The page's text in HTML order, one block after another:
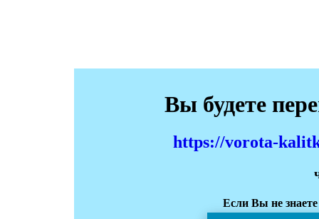
Вы будете
https://vorota-
Если Вы не